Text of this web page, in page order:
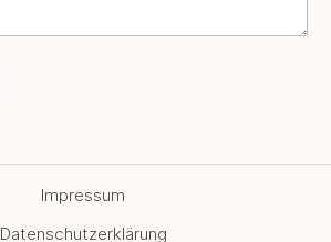
Impressum
Datenschutzerklärung